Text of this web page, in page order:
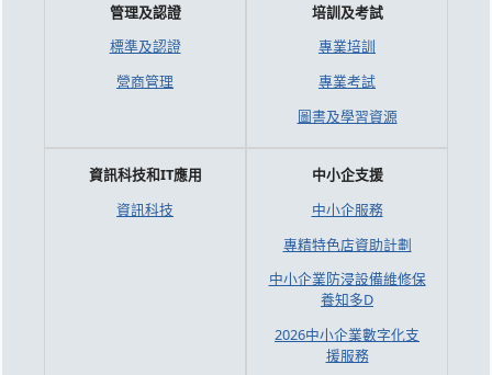
管理及認證
標準及認證
營商管理
培訓及考試
專業培訓
專業考試
圖書及學習資源
資訊科技和IT應用
資訊科技
中小企支援
中小企服務
專精特色店資助計劃
中小企業防浸設備維修保
養知多D
2026中小企業數字化支
援服務